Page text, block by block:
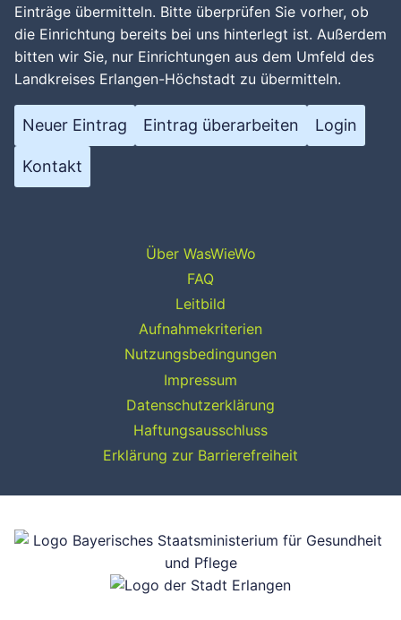
Einträge übermitteln. Bitte überprüfen Sie vorher, ob
die Einrichtung bereits bei uns hinterlegt ist. Außerdem
bitten wir Sie, nur Einrichtungen aus dem Umfeld des
Landkreises Erlangen-Höchstadt zu übermitteln.
Neuer Eintrag Eintrag überarbeiten Login
Kontakt
Über WasWieWo
FAQ
Leitbild
Aufnahmekriterien
Nutzungsbedingungen
Impressum
Datenschutzerklärung
Haftungsausschluss
Erklärung zur Barrierefreiheit